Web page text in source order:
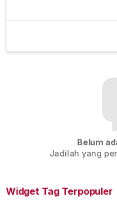
Belum
Jadilah yang
Widget Tag Terpopuler